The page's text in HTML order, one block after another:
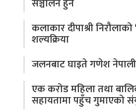
सञ्चालन हुने
कलाकार दीपाश्री निरौलाको
शल्यक्रिया
जलनबाट घाइते गणेश
एक करोड महिला तथा
सहायतामा पहुँच गुमाएको